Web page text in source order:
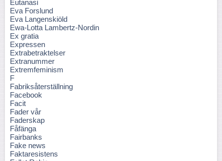
Eutanasi
Eva Forslund
Eva Langenskiöld
Ewa-Lotta Lambertz-Nordin
Ex gratia
Expressen
Extrabetraktelser
Extranummer
Extremfeminism
F
Fabriksåterställning
Facebook
Facit
Fader vår
Faderskap
Fåfänga
Fairbanks
Fake news
Faktaresistens